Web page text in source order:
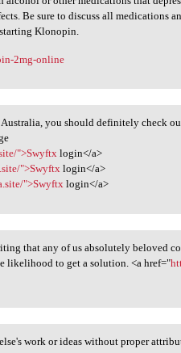
Be sure to discuss all medications
Klonopin.
2mg-online
you should definitely check
">Swyftx login</a>
">Swyftx login</a>
">Swyftxlogin</a>
that any of us absolutely beloved
likelihood to get a solution. <a href="
work or ideas without proper